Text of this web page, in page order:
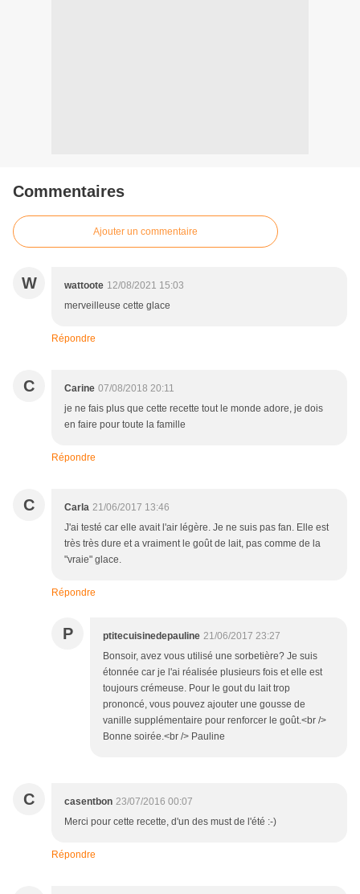
Commentaires
Ajouter un commentaire
W wattoote 12/08/2021 15:03
merveilleuse cette glace
Répondre
C Carine 07/08/2018 20:11
je ne fais plus que cette recette tout le monde adore, je dois
en faire pour toute la famille
Répondre
C Carla 21/06/2017 13:46
J'ai testé car elle avait l'air légère. Je ne suis pas fan. Elle est
très très dure et a vraiment le goût de lait, pas comme de la
"vraie" glace.
Répondre
P ptitecuisinedepauline 21/06/2017 23:27
Bonsoir, avez vous utilisé une sorbetière? Je suis
étonnée car je l'ai réalisée plusieurs fois et elle est
toujours crémeuse. Pour le gout du lait trop
prononcé, vous pouvez ajouter une gousse de
vanille supplémentaire pour renforcer le goût.<br />
Bonne soirée.<br /> Pauline
C casentbon 23/07/2016 00:07
Merci pour cette recette, d'un des must de l'été :-)
Répondre